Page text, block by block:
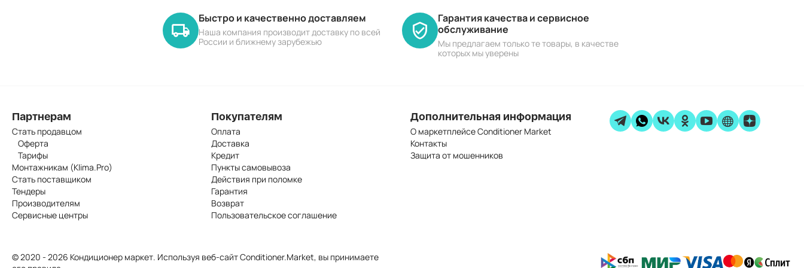
Быстро и качественно доставляем
Наша компания производит доставку по всей
России и ближнему зарубежью
Гарантия качества и сервисное
обслуживание
Мы предлагаем только те товары, в качестве
которых мы уверены
Партнерам
Стать продавцом
Оферта
Тарифы
Монтажникам (Klima.Pro)
Стать поставщиком
Тендеры
Производителям
Сервисные центры
Покупателям
Оплата
Доставка
Кредит
Пункты самовывоза
Действия при поломке
Гарантия
Возврат
Пользовательское соглашение
Дополнительная информация
О маркетплейсе Conditioner Market
Контакты
Защита от мошенников
© 2020 - 2026 Кондиционер маркет. Используя веб-сайт Conditioner.Market, вы принимаете